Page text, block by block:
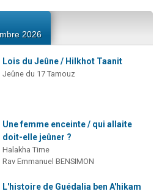
2026
Lois du Jeûne / Hilkhot Taanit
Jeûne du 17 Tamouz
Une femme enceinte / qui allaite
doit-elle jeûner ?
Halakha Time
Rav Emmanuel BENSIMON
L'histoire de Guédalia ben A'hikam